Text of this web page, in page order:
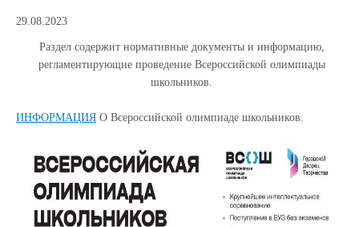
29.08.2023
Раздел содержит нормативные документы и информацию,
регламентирующие проведение Всероссийской олимпиады
школьников.
ИНФОРМАЦИЯ О Всероссийской олимпиаде школьников.